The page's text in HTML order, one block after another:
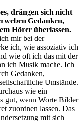
drängen sich nicht
Gedanken,
Hörer überlassen.
mir bei der
ich, wie assoziativ ich
wie oft ich das mit der
ich Musik mache. Ich
Gedanken,
Umstände.
wie ein
gut, wenn Worte Bilder
zuordnen lassen. Das
mit sich